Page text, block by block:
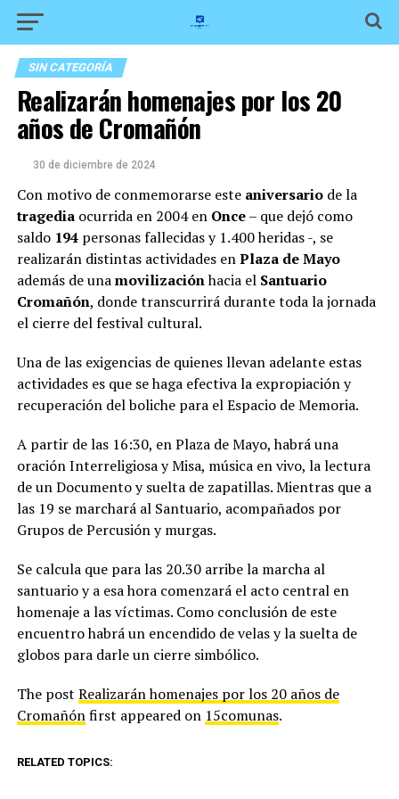
SIN CATEGORÍA
Realizarán homenajes por los 20
años de Cromañón
30 de diciembre de 2024
Con motivo de conmemorarse esteaniversario de la
tragedia ocurrida en 2004 en Once– que dejó como
saldo194 personas fallecidas y 1.400 heridas -, se
realizarán distintas actividades enPlaza de Mayo
además de unamovilizaciónhacia el Santuario
Cromañón, donde transcurrirá durante toda la jornada
el cierre del festival cultural.
Una de las exigencias de quienes llevan adelante estas
actividades es que se haga efectiva la expropiación y
recuperación del boliche para el Espacio de Memoria.
A partir de las 16:30, en Plaza de Mayo, habrá una
oración Interreligiosa y Misa, música en vivo, la lectura
de un Documento y suelta de zapatillas. Mientras que a
las 19 se marchará al Santuario, acompañados por
Grupos de Percusión y murgas.
Se calcula que para las 20.30 arribe la marcha al
santuario y a esa hora comenzará el acto central en
homenaje a las víctimas. Como conclusión de este
encuentro habrá un encendido de velas y la suelta de
globos para darle un cierre simbólico.
The post Realizarán homenajes por los 20 años de
Cromañónfirst appeared on 15comunas.
RELATED TOPICS: